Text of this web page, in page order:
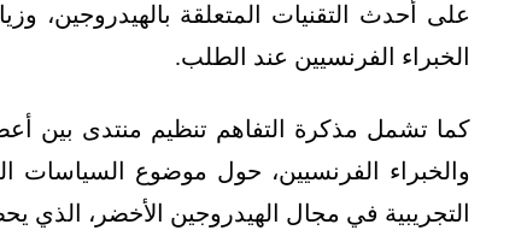
على أحدث التقنيات المتعلقة بالهيدروجين،
الخبراء الفرنسيين عند الطلب.
كما تشمل مذكرة التفاهم تنظيم منتدى بين
والخبراء الفرنسيين، حول موضوع السياسات
التجريبية في مجال الهيدروجين الأخضر، الذي